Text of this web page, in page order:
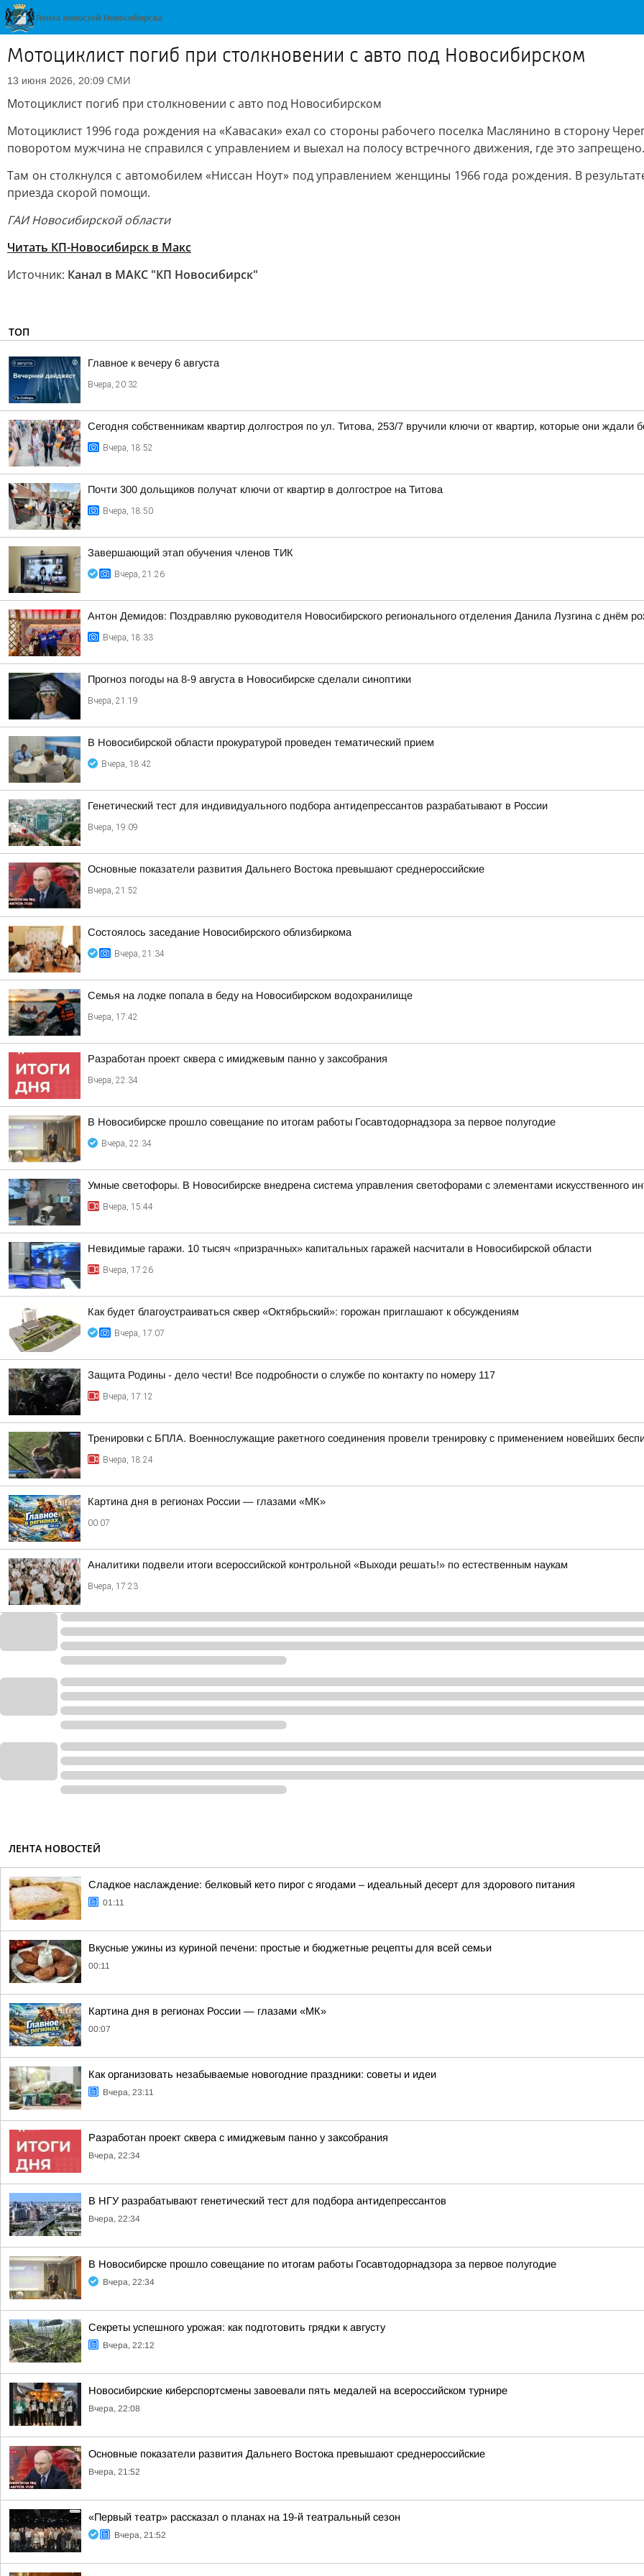
Мотоциклист погиб при столкновении с авто под Новосибирском
13 июня 2026, 20:09 СМИ
Мотоциклист погиб при столкновении с авто под Новосибирском
Мотоциклист 1996 года рождения на «Кавасаки» ехал со стороны рабочего поселка Маслянино в сторону
поворотом мужчина не справился с управлением и выехал на полосу встречного движения, где это запрещено.
Там он столкнулся с автомобилем «Ниссан Ноут» под управлением женщины 1966 года рождения. В
приезда скорой помощи.
ГАИ Новосибирской области
Читать КП-Новосибирск в Макс
Источник: Канал в МАКС "КП Новосибирск"
ТОП
Главное к вечеру 6 августа
Вчера, 20:32
Сегодня собственникам квартир долгостроя по ул. Титова, 253/7 вручили ключи от квартир, которые они ждали
Вчера, 18:52
Почти 300 дольщиков получат ключи от квартир в долгострое на Титова
Вчера, 18:50
Завершающий этап обучения членов ТИК
Вчера, 21:26
Антон Демидов: Поздравляю руководителя Новосибирского регионального отделения Данила Лузгина с днём
Вчера, 18:33
Прогноз погоды на 8-9 августа в Новосибирске сделали синоптики
Вчера, 21:19
В Новосибирской области прокуратурой проведен тематический прием
Вчера, 18:42
Генетический тест для индивидуального подбора антидепрессантов разрабатывают в России
Вчера, 19:09
Основные показатели развития Дальнего Востока превышают среднероссийские
Вчера, 21:52
Состоялось заседание Новосибирского облизбиркома
Вчера, 21:34
Семья на лодке попала в беду на Новосибирском водохранилище
Вчера, 17:42
Разработан проект сквера с имиджевым панно у заксобрания
Вчера, 22:34
В Новосибирске прошло совещание по итогам работы Госавтодорнадзора за первое полугодие
Вчера, 22:34
Умные светофоры. В Новосибирске внедрена система управления светофорами с элементами искусственного
Вчера, 15:44
Невидимые гаражи. 10 тысяч «призрачных» капитальных гаражей насчитали в Новосибирской области
Вчера, 17:26
Как будет благоустраиваться сквер «Октябрьский»: горожан приглашают к обсуждениям
Вчера, 17:07
Защита Родины - дело чести! Все подробности о службе по контакту по номеру 117
Вчера, 17:12
Тренировки с БПЛА. Военнослужащие ракетного соединения провели тренировку с применением новейших
Вчера, 18:24
Картина дня в регионах России — глазами «МК»
00:07
Аналитики подвели итоги всероссийской контрольной «Выходи решать!» по естественным наукам
Вчера, 17:23
ЛЕНТА НОВОСТЕЙ
Сладкое наслаждение: белковый кето пирог с ягодами – идеальный десерт для здорового питания
01:11
Вкусные ужины из куриной печени: простые и бюджетные рецепты для всей семьи
00:11
Картина дня в регионах России — глазами «МК»
00:07
Как организовать незабываемые новогодние праздники: советы и идеи
Вчера, 23:11
Разработан проект сквера с имиджевым панно у заксобрания
Вчера, 22:34
В НГУ разрабатывают генетический тест для подбора антидепрессантов
Вчера, 22:34
В Новосибирске прошло совещание по итогам работы Госавтодорнадзора за первое полугодие
Вчера, 22:34
Секреты успешного урожая: как подготовить грядки к августу
Вчера, 22:12
Новосибирские киберспортсмены завоевали пять медалей на всероссийском турнире
Вчера, 22:08
Основные показатели развития Дальнего Востока превышают среднероссийские
Вчера, 21:52
«Первый театр» рассказал о планах на 19-й театральный сезон
Вчера, 21:52